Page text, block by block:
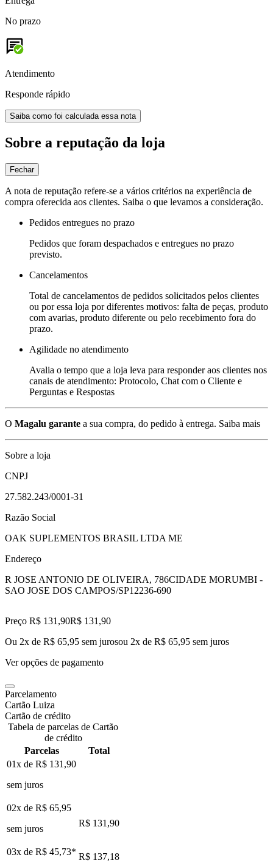
No prazo
Atendimento
Responde rápido
Saiba como foi calculada essa nota
Sobre a reputação da loja
Fechar
A nota de reputação refere-se a vários critérios na experiência de
compra oferecida aos clientes. Saiba o que levamos a consideração.
Pedidos entregues no prazo
Pedidos que foram despachados e entregues no prazo
previsto.
Cancelamentos
Total de cancelamentos de pedidos solicitados pelos clientes
ou por essa loja por diferentes motivos: falta de peças, produto
com avarias, produto diferente ou pelo recebimento fora do
prazo.
Agilidade no atendimento
Avalia o tempo que a loja leva para responder aos clientes nos
canais de atendimento: Protocolo, Chat com o Cliente e
Perguntas e Respostas
O Magalu garante a sua compra, do pedido à entrega. Saiba mais
Sobre a loja
CNPJ
27.582.243/0001-31
Razão Social
OAK SUPLEMENTOS BRASIL LTDA ME
Endereço
R JOSE ANTONIO DE OLIVEIRA, 786CIDADE MORUMBI -
SAO JOSE DOS CAMPOS/SP12236-690
Preço R$ 131,90R$ 131 ,90
Ou 2x de R$ 65,95 sem jurosou 2x de R$ 65,95 sem juros
Ver opções de pagamento
Parcelamento
Cartão Luiza
Cartão de crédito
Tabela de parcelas de Cartão
de crédito
Parcelas
Total
01x de R$ 131,90
sem juros
02x de R$ 65,95
sem juros
R$ 131,90
03x de R$ 45,73* R$ 137,18